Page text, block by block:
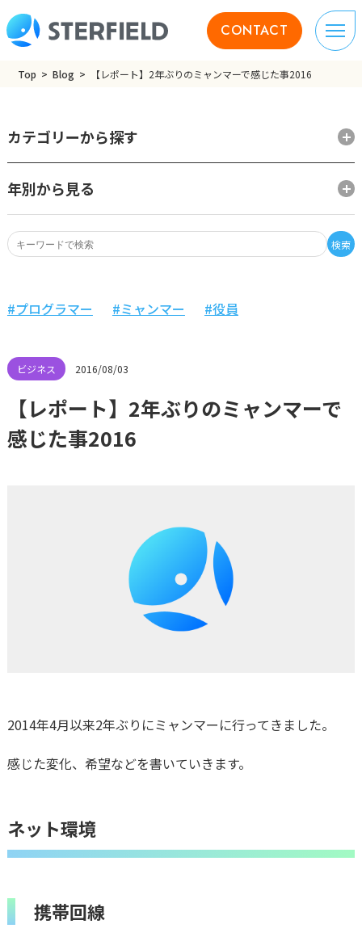
CONTACT
Top Blog 【レポート】2年ぶりのミャンマーで感じた事2016
検索
カテゴリーから探す
年別から見る
2016/08/03
プログラマー ミャンマー 役員
【レポート】2年ぶりのミャンマーで
感じた事2016
2014年4月以来2年ぶりにミャンマーに行ってきました。
感じた変化、希望などを書いていきます。
ネット環境
携帯回線